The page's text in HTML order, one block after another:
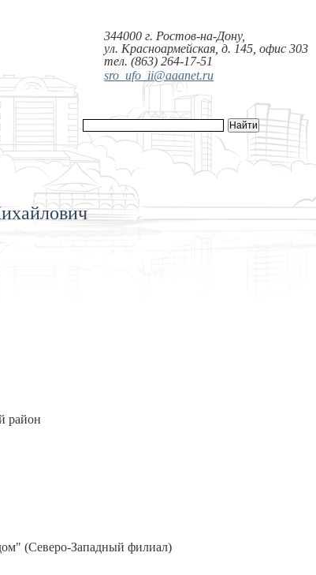
344000 г. Ростов-на-Дону,
ул. Красноармейская, д. 145, офис 303
тел. (863) 264-17-51
sro_ufo_ii@aaanet.ru
район
(Северо-Западный филиал)